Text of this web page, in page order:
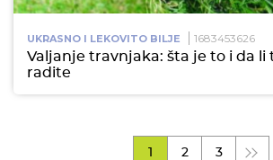
UKRASNO I LEKOVITO BILJE 1683453626
Valjanje travnjaka: šta je to i da li
radite
1 2 3